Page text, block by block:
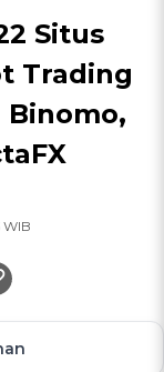
Situs
Trading
Binomo,
WIB